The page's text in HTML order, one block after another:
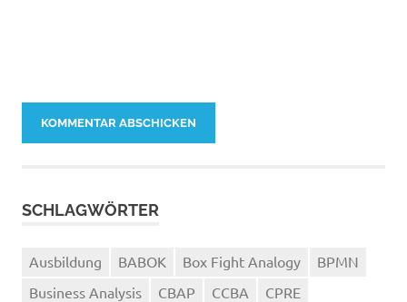
SCHLAGWÖRTER
Ausbildung BABOK Box Fight Analogy
BPMN
Business Analysis
CBAP CCBA
CPRE